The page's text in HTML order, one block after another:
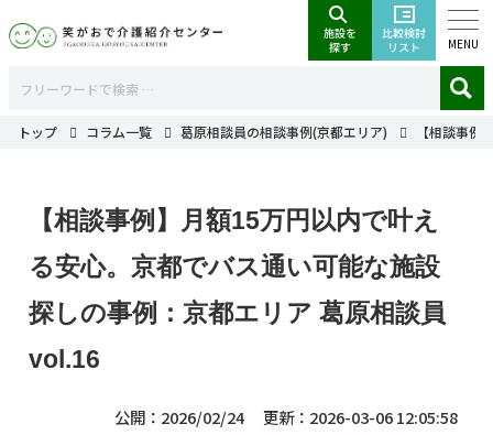
MENU
トップ コラム一覧 葛原相談員の相談事例(京都エリア) 【相談事
【相談事例】月額15万円以内で叶え
る安心。京都でバス通い可能な施設
探しの事例：京都エリア 葛原相談員
vol.16
公開：2026/02/24
更新：2026-03-06 12:05:58